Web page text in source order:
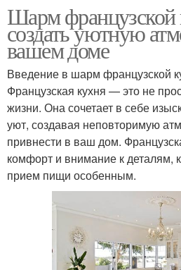
Шарм французской
создать уютную
вашем доме
Введение в шарм французской
Французская кухня — это не
жизни. Она сочетает в себе
уют, создавая неповторимую
привнести в ваш дом.
комфорт и внимание к деталям,
прием пищи особенным.